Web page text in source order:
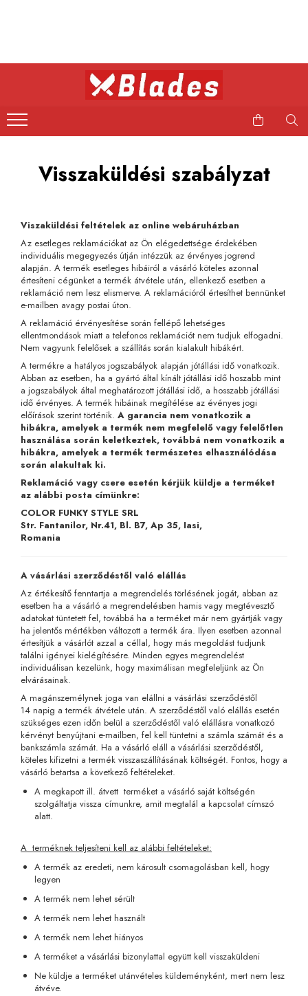
Konyhai kések
Bushcraft kések
Japán kések
Visszaküldési szabályzat
Viszaküldési feltételek az online webáruházban
Az esetleges reklamációkat az Ön elégedettsége érdekében
individuális megegyezés útján intézzük az érvényes jogrend
alapján. A termék esetleges hibáiról a vásárló köteles azonnal
értesíteni cégünket a termék átvétele után, ellenkező esetben a
reklamáció nem lesz elismerve. A reklamációról értesíthet bennünket
e-mailben avagy postai úton.
A reklamáció érvényesítése során fellépő lehetséges
ellentmondások miatt a telefonos reklamációt nem tudjuk elfogadni.
Nem vagyunk felelősek a szállítás során kialakult hibákért.
A termékre a hatályos jogszabályok alapján jótállási idő vonatkozik.
Abban az esetben, ha a gyártó által kínált jótállási idő hoszabb mint
a jogszabályok által meghatározott jótállási idő, a hosszabb jótállási
idő érvényes. A termék hibáinak megítélése az évényes jogi
előírások szerint történik. A garancia nem vonatkozik a
hibákra, amelyek a termék nem megfelelő vagy felelőtlen
használása során keletkeztek, továbbá nem vonatkozik a
hibákra, amelyek a termék természetes elhasználódása
során alakultak ki.
Reklamáció vagy csere esetén kérjük küldje a terméket
az alábbi posta címünkre:
COLOR FUNKY STYLE SRL
Str. Fantanilor, Nr.41, Bl. B7, Ap 35, Iasi,
Romania
A vásárlási szerződéstől való elállás
Az értékesítő fenntartja a megrendelés törlésének jogát, abban az
esetben ha a vásárló a megrendelésben hamis vagy megtévesztő
adatokat tüntetett fel, továbbá ha a terméket már nem gyártják vagy
ha jelentős mértékben változott a termék ára. Ilyen esetben azonnal
értesítjük a vásárlót azzal a céllal, hogy más megoldást tudjunk
találni igényei kielégítésére. Minden egyes megrendelést
individuálisan kezelünk, hogy maximálisan megfeleljünk az Ön
elvárásainak.
A magánszemélynek joga van elállni a vásárlási szerződéstől
14 napig a termék átvétele után. A szerződéstől való elállás esetén
szükséges ezen időn belül a szerződéstől való elállásra vonatkozó
kérvényt benyújtani e-mailben, fel kell tüntetni a számla számát és a
bankszámla számát. Ha a vásárló eláll a vásárlási szerződéstől,
köteles kifizetni a termék visszaszállításának költségét. Fontos, hogy a
vásárló betartsa a következő feltételeket.
A megkapott ill. átvett terméket a vásárló saját költségén
szolgáltatja vissza címunkre, amit megtalál a kapcsolat címszó
alatt.
A terméknek teljesíteni kell az alábbi feltételeket:
A termék az eredeti, nem károsult csomagolásban kell, hogy
legyen
A termék nem lehet sérült
A termék nem lehet használt
A termék nem lehet hiányos
A terméket a vásárlási bizonylattal együtt kell visszaküldeni
Ne küldje a terméket utánvételes küldeményként, mert nem lesz
átvéve.